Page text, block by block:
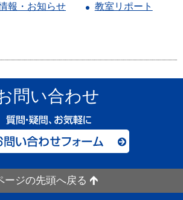
報・お知らせ 教室リポート
問い合わせ
ージの先頭へ戻る